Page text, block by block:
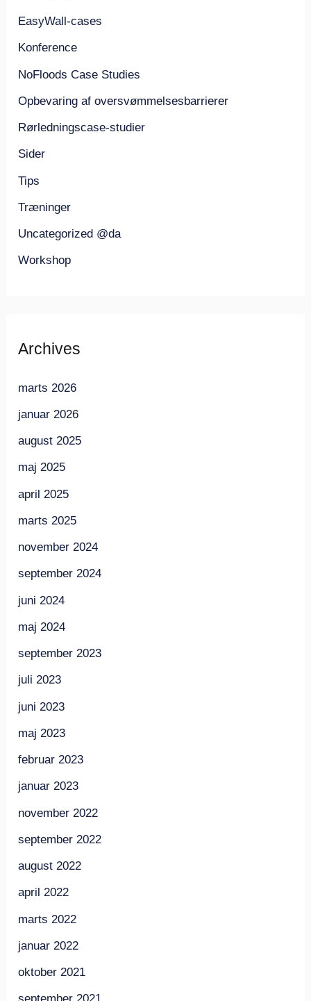
EasyWall-cases
Konference
NoFloods Case Studies
Opbevaring af oversvømmelsesbarrierer
Rørledningscase-studier
Sider
Tips
Træninger
Uncategorized @da
Workshop
Archives
marts 2026
januar 2026
august 2025
maj 2025
april 2025
marts 2025
november 2024
september 2024
juni 2024
maj 2024
september 2023
juli 2023
juni 2023
maj 2023
februar 2023
januar 2023
november 2022
september 2022
august 2022
april 2022
marts 2022
januar 2022
oktober 2021